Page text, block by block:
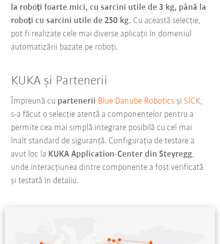
la roboți foarte mici, cu sarcini utile de 3 kg, până la
roboți cu sarcini utile de 250 kg. Cu această selecție,
pot fi realizate cele mai diverse aplicații în domeniul
automatizării bazate pe roboți.
KUKA și Partenerii
Împreună cu partenerii Blue Danube Robotics și SICK,
s-a făcut o selecție atentă a componentelor pentru a
permite cea mai simplă integrare posibilă cu cel mai
înalt standard de siguranță. Configurația de testare a
avut loc la KUKA Application-Center din Steyregg,
unde interacțiunea dintre componente a fost verificată
și testată în detaliu.